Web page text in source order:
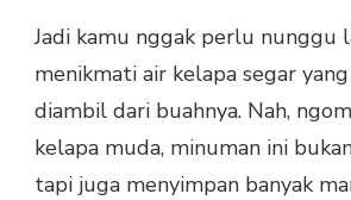
Jadi kamu nggak perlu nunggu
menikmati air kelapa segar
diambil dari buahnya. Nah,
kelapa muda, minuman ini
tapi juga menyimpan banyak